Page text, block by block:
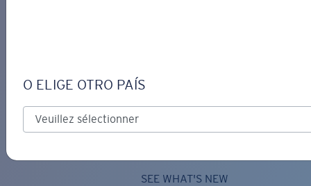
GRAVURE
Costa Stories
SEE WHAT'S NEW
O ELIGE OTRO PAÍS